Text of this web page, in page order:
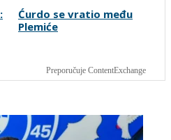
pridružiti i jedan od
omiljenih Vatrenih